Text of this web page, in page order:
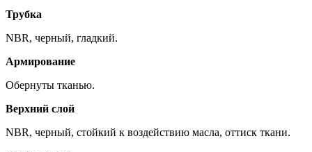
Трубка
NBR, черный, гладкий.
Армирование
Обернуты тканью.
Верхний слой
NBR, черный, стойкий к воздействию масла, оттиск ткани.